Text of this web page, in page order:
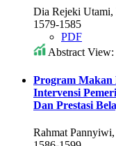
Dia Rejeki Utami,
1579-1585
PDF
Abstract View:
Program Makan
Intervensi
Dan Prestasi
Rahmat